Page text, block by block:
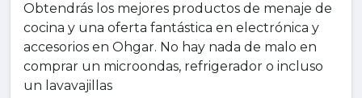
Obtendrás los mejores productos de menaje de
cocina y una oferta fantástica en electrónica y
accesorios en Ohgar. No hay nada de malo en
comprar un microondas, refrigerador o incluso
un lavavajillas